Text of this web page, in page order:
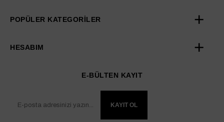
POPÜLER KATEGORİLER
HESABIM
E-BÜLTEN KAYIT
KAYIT OL